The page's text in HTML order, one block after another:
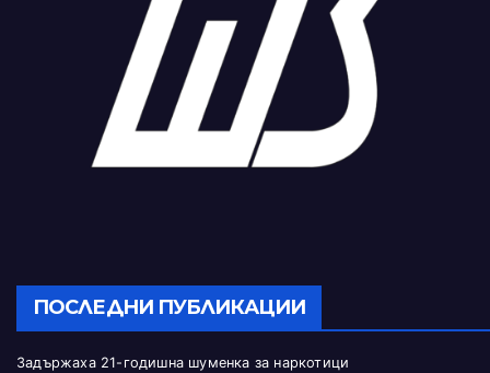
ПОСЛЕДНИ ПУБЛИКАЦИИ
Задържаха 21-годишна шуменка за наркотици